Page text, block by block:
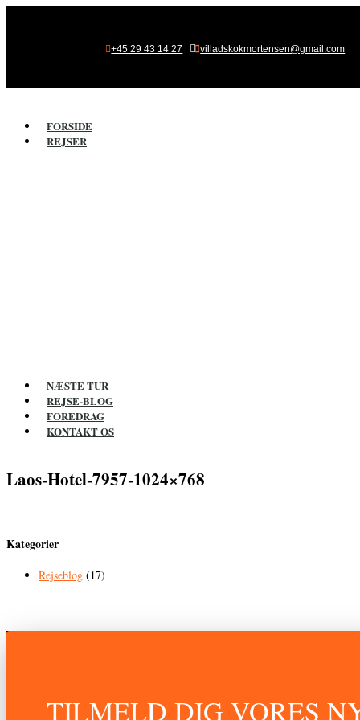
+45 29 43 14 27  villadskokmortensen@gmail.com
FORSIDE
REJSER
NÆSTE TUR
REJSE-BLOG
FOREDRAG
KONTAKT OS
Laos-Hotel-7957-1024×768
Kategorier
Rejseblog (17)
TILMELD DIG VORES